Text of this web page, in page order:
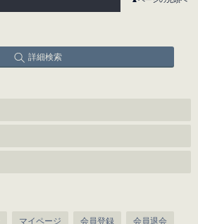
詳細検索
マイページ 会員登録 会員退会